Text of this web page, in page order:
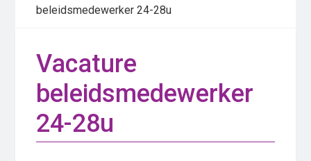
beleidsmedewerker 24-28u
Vacature
beleidsmedewerker
24-28u